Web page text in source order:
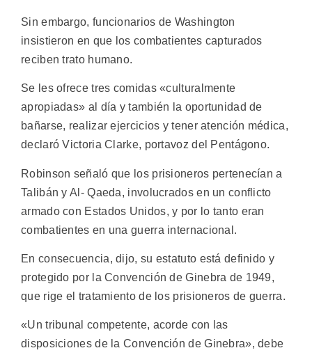
Sin embargo, funcionarios de Washington
insistieron en que los combatientes capturados
reciben trato humano.
Se les ofrece tres comidas «culturalmente
apropiadas» al día y también la oportunidad de
bañarse, realizar ejercicios y tener atención médica,
declaró Victoria Clarke, portavoz del Pentágono.
Robinson señaló que los prisioneros pertenecían a
Talibán y Al- Qaeda, involucrados en un conflicto
armado con Estados Unidos, y por lo tanto eran
combatientes en una guerra internacional.
En consecuencia, dijo, su estatuto está definido y
protegido por la Convención de Ginebra de 1949,
que rige el tratamiento de los prisioneros de guerra.
«Un tribunal competente, acorde con las
disposiciones de la Convención de Ginebra», debe